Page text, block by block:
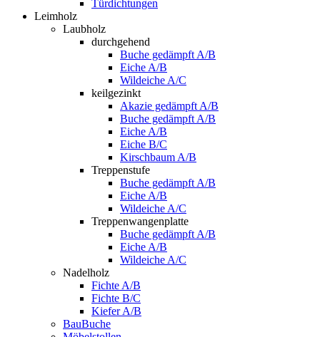
Türdichtungen
Leimholz
Laubholz
durchgehend
Buche gedämpft A/B
Eiche A/B
Wildeiche A/C
keilgezinkt
Akazie gedämpft A/B
Buche gedämpft A/B
Eiche A/B
Eiche B/C
Kirschbaum A/B
Treppenstufe
Buche gedämpft A/B
Eiche A/B
Wildeiche A/C
Treppenwangenplatte
Buche gedämpft A/B
Eiche A/B
Wildeiche A/C
Nadelholz
Fichte A/B
Fichte B/C
Kiefer A/B
BauBuche